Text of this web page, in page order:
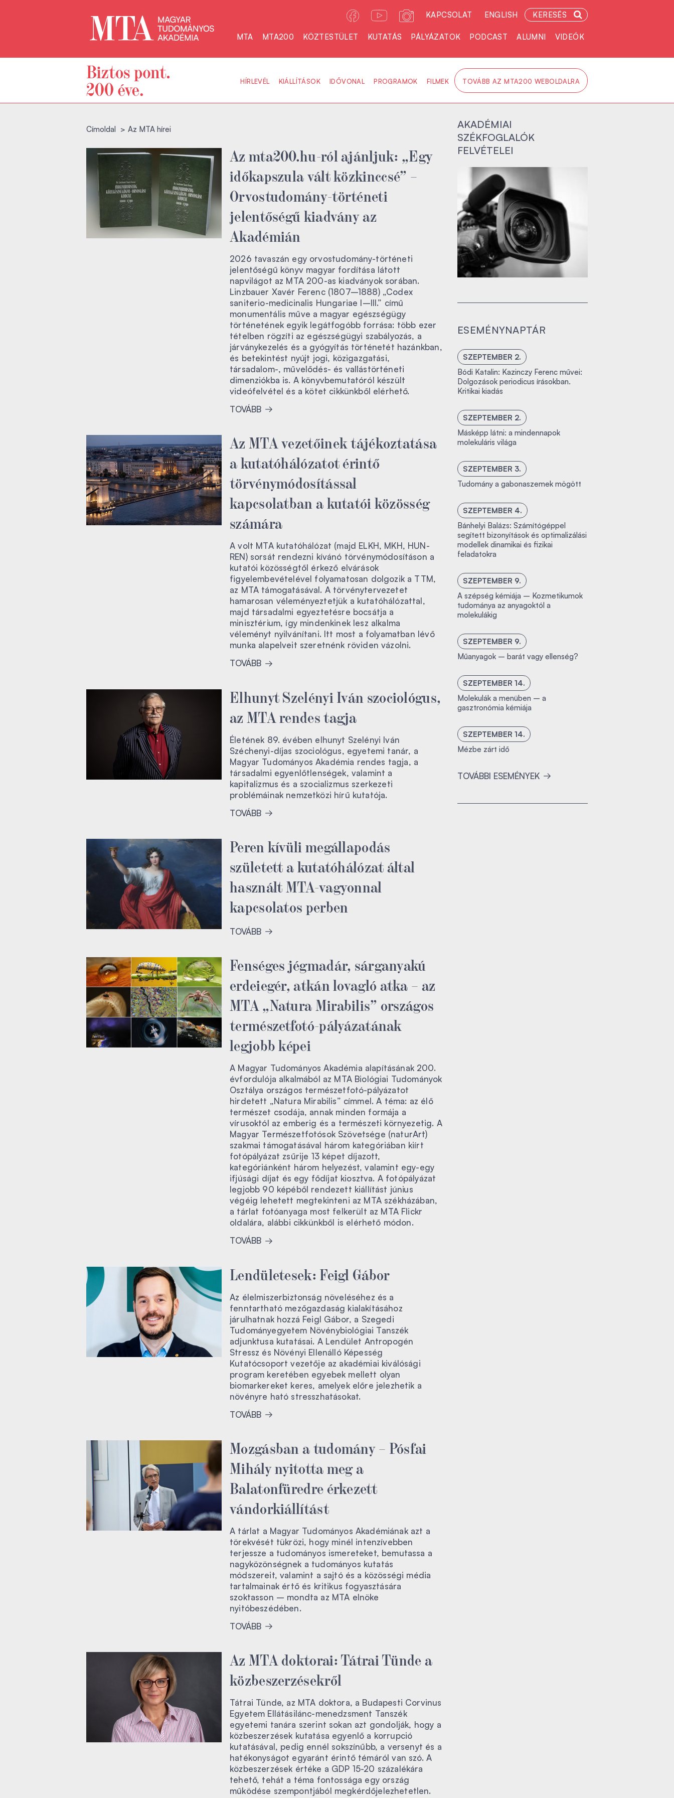
KAPCSOLAT ENGLISH KERESÉS
MTA MTA200 KÖZTESTÜLET KUTATÁS PÁLYÁZATOK PODCAST ALUMNI VIDEÓK
HÍRLEVÉL KIÁLLÍTÁSOK IDŐVONAL PROGRAMOK FILMEK TOVÁBB AZ MTA200 WEBOLDALRA
Címoldal Az MTA hírei
Az mta200.hu-ról ajánljuk: „Egy
időkapszula vált közkinccsé” –
Orvostudomány-történeti
jelentőségű kiadvány az
Akadémián
2026 tavaszán egy orvostudomány-történeti
jelentőségű könyv magyar fordítása látott
napvilágot az MTA 200-as kiadványok sorában.
Linzbauer Xavér Ferenc (1807–1888) „Codex
saniterio-medicinalis Hungariae I–III.” című
monumentális műve a magyar egészségügy
történetének egyik legátfogóbb forrása: több ezer
tételben rögzíti az egészségügyi szabályozás, a
járványkezelés és a gyógyítás történetét hazánkban,
és betekintést nyújt jogi, közigazgatási,
társadalom-, művelődés- és vallástörténeti
dimenziókba is. A könyvbemutatóról készült
videófelvétel és a kötet cikkünkből elérhető.
TOVÁBB
Az MTA vezetőinek tájékoztatása
a kutatóhálózatot érintő
törvénymódosítással
kapcsolatban a kutatói közösség
számára
A volt MTA kutatóhálózat (majd ELKH, MKH, HUN-
REN) sorsát rendezni kívánó törvénymódosításon a
kutatói közösségtől érkező elvárások
figyelembevételével folyamatosan dolgozik a TTM,
az MTA támogatásával. A törvénytervezetet
hamarosan véleményeztetjük a kutatóhálózattal,
majd társadalmi egyeztetésre bocsátja a
minisztérium, így mindenkinek lesz alkalma
véleményt nyilvánítani. Itt most a folyamatban lévő
munka alapelveit szeretnénk röviden vázolni.
TOVÁBB
Elhunyt Szelényi Iván szociológus,
az MTA rendes tagja
Életének 89. évében elhunyt Szelényi Iván
Széchenyi-díjas szociológus, egyetemi tanár, a
Magyar Tudományos Akadémia rendes tagja, a
társadalmi egyenlőtlenségek, valamint a
kapitalizmus és a szocializmus szerkezeti
problémáinak nemzetközi hírű kutatója.
TOVÁBB
Peren kívüli megállapodás
született a kutatóhálózat által
használt MTA-vagyonnal
kapcsolatos perben
TOVÁBB
Fenséges jégmadár, sárganyakú
erdeiegér, atkán lovagló atka – az
MTA „Natura Mirabilis” országos
természetfotó-pályázatának
legjobb képei
A Magyar Tudományos Akadémia alapításának 200.
évfordulója alkalmából az MTA Biológiai Tudományok
Osztálya országos természetfotó-pályázatot
hirdetett „Natura Mirabilis” címmel. A téma: az élő
természet csodája, annak minden formája a
vírusoktól az emberig és a természeti környezetig. A
Magyar Természetfotósok Szövetsége (naturArt)
szakmai támogatásával három kategóriában kiírt
fotópályázat zsűrije 13 képet díjazott,
kategóriánként három helyezést, valamint egy-egy
ifjúsági díjat és egy fődíjat kiosztva. A fotópályázat
legjobb 90 képéből rendezett kiállítást június
végéig lehetett megtekinteni az MTA székházában,
a tárlat fotóanyaga most felkerült az MTA Flickr
oldalára, alábbi cikkünkből is elérhető módon.
TOVÁBB
Lendületesek: Feigl Gábor
Az élelmiszerbiztonság növeléséhez és a
fenntartható mezőgazdaság kialakításához
járulhatnak hozzá Feigl Gábor, a Szegedi
Tudományegyetem Növénybiológiai Tanszék
adjunktusa kutatásai. A Lendület Antropogén
Stressz és Növényi Ellenálló Képesség
Kutatócsoport vezetője az akadémiai kiválósági
program keretében egyebek mellett olyan
biomarkereket keres, amelyek előre jelezhetik a
növényre ható stresszhatásokat.
TOVÁBB
Mozgásban a tudomány – Pósfai
Mihály nyitotta meg a
Balatonfüredre érkezett
vándorkiállítást
A tárlat a Magyar Tudományos Akadémiának azt a
törekvését tükrözi, hogy minél intenzívebben
terjessze a tudományos ismereteket, bemutassa a
nagyközönségnek a tudományos kutatás
módszereit, valamint a sajtó és a közösségi média
tartalmainak értő és kritikus fogyasztására
szoktasson – mondta az MTA elnöke
nyitóbeszédében.
TOVÁBB
Az MTA doktorai: Tátrai Tünde a
közbeszerzésekről
Tátrai Tünde, az MTA doktora, a Budapesti Corvinus
Egyetem Ellátásilánc-menedzsment Tanszék
egyetemi tanára szerint sokan azt gondolják, hogy a
közbeszerzések kutatása egyenlő a korrupció
kutatásával, pedig ennél sokszínűbb, a versenyt és a
hatékonyságot egyaránt érintő témáról van szó. A
közbeszerzések értéke a GDP 15-20 százalékára
tehető, tehát a téma fontossága egy ország
működése szempontjából megkérdőjelezhetetlen.
AKADÉMIAI
SZÉKFOGLALÓK
FELVÉTELEI
ESEMÉNYNAPTÁR
SZEPTEMBER 2.
Bódi Katalin: Kazinczy Ferenc művei:
Dolgozások periodicus írásokban.
Kritikai kiadás
SZEPTEMBER 2.
Másképp látni: a mindennapok
molekuláris világa
SZEPTEMBER 3.
Tudomány a gabonaszemek mögött
SZEPTEMBER 4.
Bánhelyi Balázs: Számítógéppel
segített bizonyítások és optimalizálási
modellek dinamikai és fizikai
feladatokra
SZEPTEMBER 9.
A szépség kémiája – Kozmetikumok
tudománya az anyagoktól a
molekulákig
SZEPTEMBER 9.
Műanyagok – barát vagy ellenség?
SZEPTEMBER 14.
Molekulák a menüben – a
gasztronómia kémiája
SZEPTEMBER 14.
Mézbe zárt idő
TOVÁBBI ESEMÉNYEK